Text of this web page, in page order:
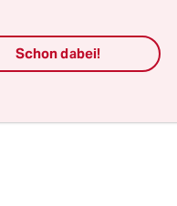
der
Schon dabei!